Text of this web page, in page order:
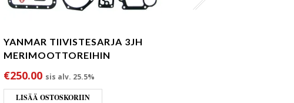
YANMAR TIIVISTESARJA 3JH
MERIMOOTTOREIHIN
€250.00 sis alv. 25.5%
LISÄÄ OSTOSKORIIN